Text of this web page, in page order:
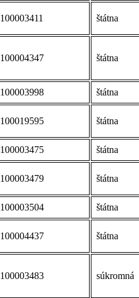
100003411 štátna
100004347 štátna
100003998 štátna
100019595 štátna
100003475 štátna
100003479 štátna
100003504 štátna
100004437 štátna
100003483 súkromná